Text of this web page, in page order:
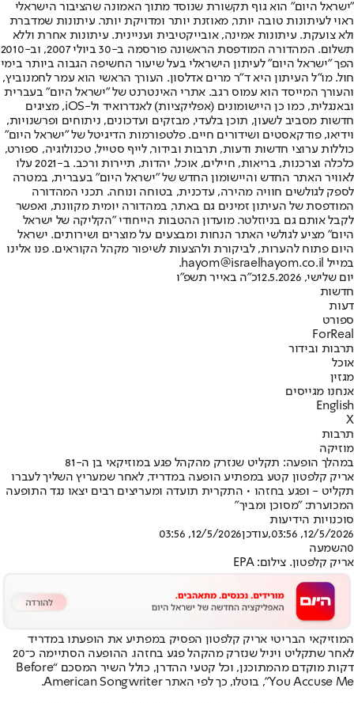
"ישראל היום" הוא גוף תקשורת שנוסד מתוך האמונה שהציבור הישראלי
ראוי לעיתונות טובה יותר, מאוזנת יותר ומדויקת יותר. עיתונות שמדברת
ולא צועקת. עיתונות אמינה, אובייקטיבית ועניינית. עיתונות אחרת וללא
תשלום. המהדורה המודפסת הראשונה פורסמה ב-30 ביולי 2007, וב-2010
הפך "ישראל היום" לעיתון הישראלי בעל שיעור החשיפה הגבוה ביותר בימי
חול. מו"ל העיתון היא ד"ר מרים אדלסון. העורך הראשי הוא עמר לחמנוביץ,
והעורך המייסד הוא עמוס רגב. אתרי האינטרנט של "ישראל היום" בעברית
ובאנגלית, כמו כן היישומונים (אפליקציות) לאנדרואיד ול-iOS, מציגים
חדשות מסביב לשעון, תוכן בלעדי, מבזקים ועדכונים, ניתוחים ופרשנויות,
וידיאו, פודקאסטים ושידורים חיים. פלטפורמות הדיגיטל של "ישראל היום"
כוללות ערוצי חדשות ודעות, תרבות ובידור, לייף סטייל, טכנולוגיה, ספורט,
כלכלה וצרכנות, בריאות, חיילים, אוכל, יהדות, תיירות ורכב. ב-2021 עלו
לאוויר האתר החדש והיישומון החדש של "ישראל היום" בעברית, במטרה
לספק לגולשים חוויה מהירה, עדכנית, בטוחה ונוחה. תכני המהדורה
המודפסת של העיתון זמינים גם באתר, במהדורה יומית מקוונת, ואפשר
לקבל אותם גם בניוזלטר. מועדון ההטבות הייחודי "הקליקה של ישראל
היום" מציע לגולשי האתר הנחות ומבצעים על מוצרים ושירותים. ישראל
היום פתוח להערות, לביקורת ולהצעות לשיפור מקהל הקוראים. פנו אלינו
במייל hayom@israelhayom.co.il.
יום שלישי, 12.5.2026
כ"ה באייר תשפ"ו
חדשות
דעות
ספורט
ForReal
תרבות ובידור
אוכל
מגזין
אנחנו מגייסים
English
X
תרבות
מוזיקה
במהלך הופעה: תקליט שנזרק מהקהל פגע במוזיקאי בן ה-81
אריק קלפטון קטע במפתיע הופעה במדריד, לאחר שמעריץ השליך לעברו
תקליט - ופגע בחזהו • התקרית תועדה ומעריצים רבים יצאו נגד התופעה
המכוערת: "מסוכן ומביך"
סוכנויות הידיעות
12/5/2026, 03:56
,עודכן12/5/2026, 03:56
0השמעה
אריק קלפטון. צילום: EPA
המוזיקאי הבריטי אריק קלפטון הפסיק במפתיע את הופעתו במדריד
לאחר שתקליט ויניל שנזרק מהקהל פגע בחזהו. ההופעה הסתיימה כ־20
דקות מוקדם מהמתוכנן, וכל קטעי ההדרן, כולל השיר המסכם “Before
You Accuse Me”, בוטלו, כך לפי האתר American Songwriter.